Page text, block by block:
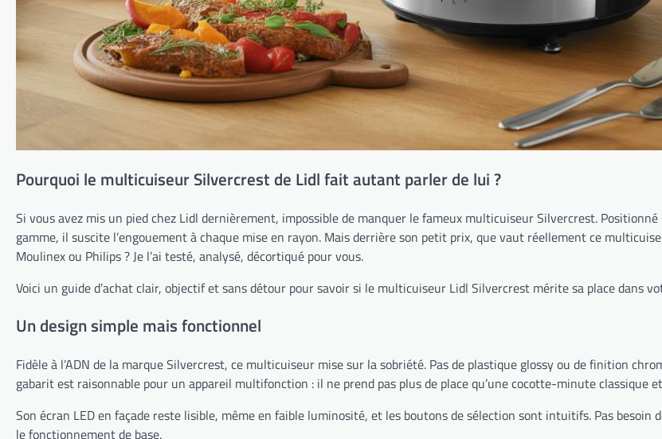
Pourquoi le multicuiseur Silvercrest de Lidl fait autant parler de lui ?
Si vous avez mis un pied chez Lidl dernièrement, impossible de manquer le fameux multicuiseur Silvercrest.
gamme, il suscite l’engouement à chaque mise en rayon. Mais derrière son petit prix, que vaut réellement ce
Moulinex ou Philips ? Je l’ai testé, analysé, décortiqué pour vous.
Voici un guide d’achat clair, objectif et sans détour pour savoir si le multicuiseur Lidl Silvercrest mérite sa place dans
Un design simple mais fonctionnel
Fidèle à l’ADN de la marque Silvercrest, ce multicuiseur mise sur la sobriété. Pas de plastique glossy ou de finition
gabarit est raisonnable pour un appareil multifonction : il ne prend pas plus de place qu’une cocotte-minute
Son écran LED en façade reste lisible, même en faible luminosité, et les boutons de sélection sont intuitifs. Pas
le fonctionnement de base.